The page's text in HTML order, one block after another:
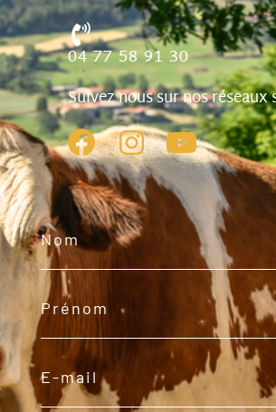
04 77 58 91 30
Suivez nous sur nos réseaux